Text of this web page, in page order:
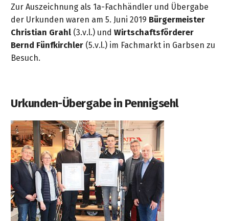
Zur Auszeichnung als 1a-Fachhändler und Übergabe
der Urkunden waren am 5. Juni 2019 Bürgermeister
Christian Grahl (3.v.l.) und Wirtschaftsförderer
Bernd Fünfkirchler (5.v.l.) im Fachmarkt in Garbsen zu
Besuch.
Urkunden-Übergabe in Pennigsehl